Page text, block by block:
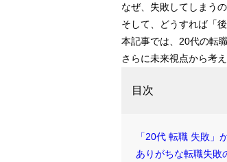
なぜ、失敗してしまう
そして、
どうすれば「
本記事では、20代の転
さらに未来視点から考
目次
「20代 転職 失敗」
ありがちな転職失敗